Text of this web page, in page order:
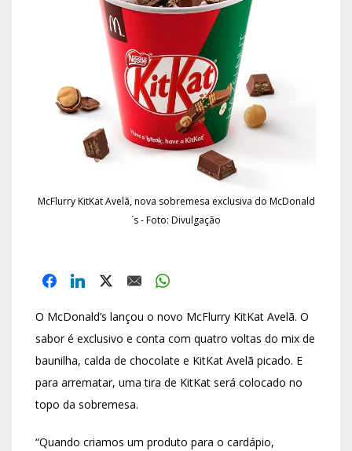
McFlurry KitKat Avelã, nova sobremesa exclusiva do McDonald
´s - Foto: Divulgação
O McDonald’s lançou o novo McFlurry KitKat Avelã. O
sabor é exclusivo e conta com quatro voltas do mix de
baunilha, calda de chocolate e KitKat Avelã picado. E
para arrematar, uma tira de KitKat será colocado no
topo da sobremesa.
“Quando criamos um produto para o cardápio,